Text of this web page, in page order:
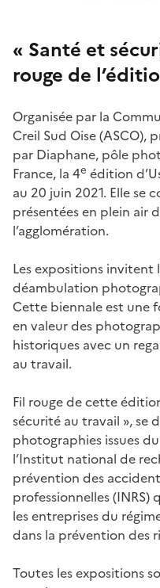
« Santé et
rouge de
Organisée par la
Creil Sud Oise
par Diaphane, pôle
France, la 4e édition
au 20 juin 2021. Elle se
présentées en plein air
l’agglomération.
Les expositions invitent
déambulation
Cette biennale est une
en valeur des
historiques avec un
au travail.
Fil rouge de cette
sécurité au travail », se
photographies issues
l’Institut national de
prévention des
professionnelles (INRS)
les entreprises du
dans la prévention des
Toutes les expositions